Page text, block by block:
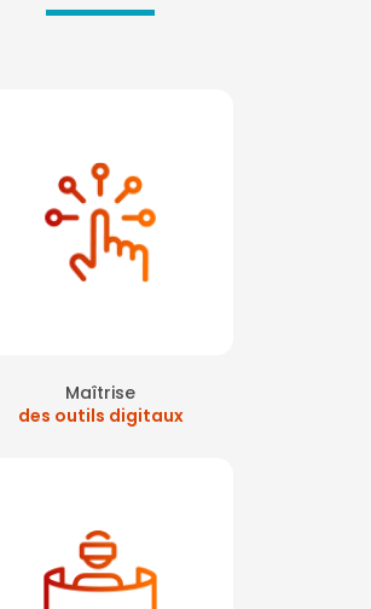
Maîtrise
des outils digitaux